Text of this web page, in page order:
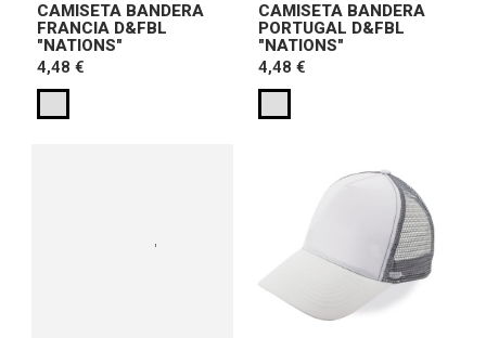
CAMISETA BANDERA
FRANCIA D&FBL
"NATIONS"
4,48 €
CAMISETA BANDERA
PORTUGAL D&FBL
"NATIONS"
4,48 €